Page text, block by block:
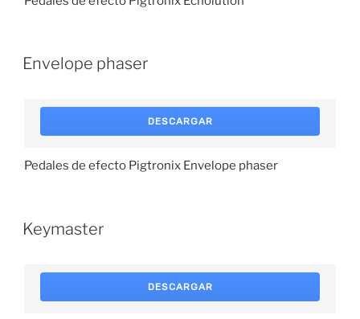
Envelope phaser
DESCARGAR
Pedales de efecto Pigtronix Envelope phaser
Keymaster
DESCARGAR